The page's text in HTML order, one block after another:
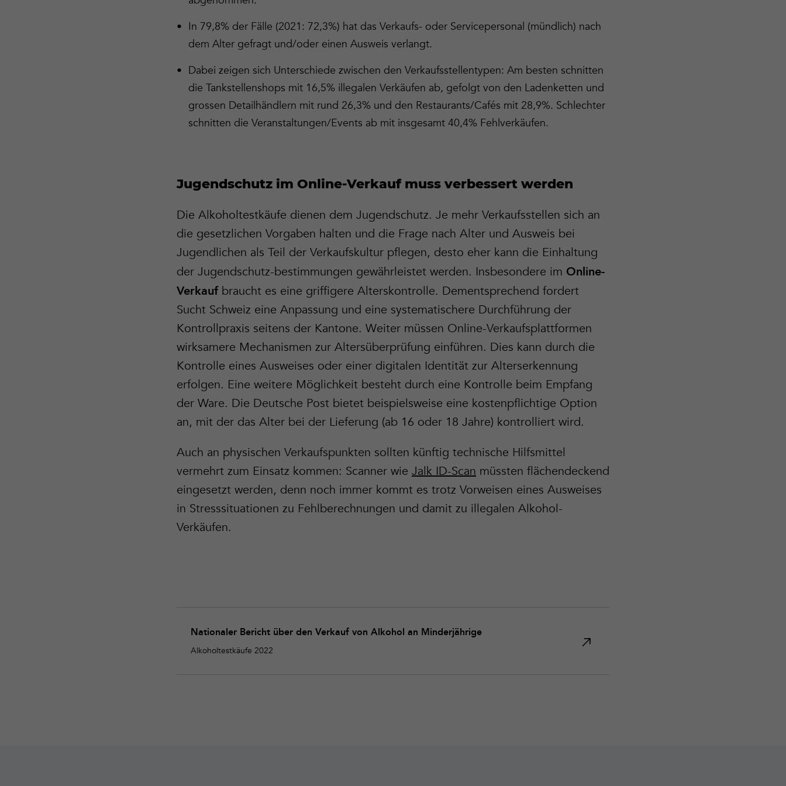
In 79,8% der Fälle (2021: 72,3%) hat das Verkaufs- oder Servicepersonal (mündlich) nach
dem Alter gefragt und/oder einen Ausweis verlangt.
Dabei zeigen sich Unterschiede zwischen den Verkaufsstellentypen: Am besten schnitten
die Tankstellenshops mit 16,5% illegalen Verkäufen ab, gefolgt von den Ladenketten und
grossen Detailhändlern mit rund 26,3% und den Restaurants/Cafés mit 28,9%. Schlechter
schnitten die Veranstaltungen/Events ab mit insgesamt 40,4% Fehlverkäufen.
Jugendschutz im Online-Verkauf muss verbessert werden
Die Alkoholtestkäufe dienen dem Jugendschutz. Je mehr Verkaufsstellen sich an
die gesetzlichen Vorgaben halten und die Frage nach Alter und Ausweis bei
Jugendlichen als Teil der Verkaufskultur pflegen, desto eher kann die Einhaltung
der Jugendschutz-bestimmungen gewährleistet werden. Insbesondere im Online-
Verkaufbraucht es eine griffigere Alterskontrolle. Dementsprechend fordert
Sucht Schweiz eine Anpassung und eine systematischere Durchführung der
Kontrollpraxis seitens der Kantone. Weiter müssen Online-Verkaufsplattformen
wirksamere Mechanismen zur Altersüberprüfung einführen. Dies kann durch die
Kontrolle eines Ausweises oder einer digitalen Identität zur Alterserkennung
erfolgen. Eine weitere Möglichkeit besteht durch eine Kontrolle beim Empfang
der Ware. Die Deutsche Post bietet beispielsweise eine kostenpflichtige Option
an, mit der das Alter bei der Lieferung (ab 16 oder 18 Jahre) kontrolliert wird.
Auch an physischen Verkaufspunkten sollten künftig technische Hilfsmittel
vermehrt zum Einsatz kommen: Scanner wie Jalk ID-Scan müssten flächendeckend
eingesetzt werden, denn noch immer kommt es trotz Vorweisen eines Ausweises
in Stresssituationen zu Fehlberechnungen und damit zu illegalen Alkohol-
Verkäufen.
Nationaler Bericht über den Verkauf von Alkohol an Minderjährige
Alkoholtestkäufe 2022